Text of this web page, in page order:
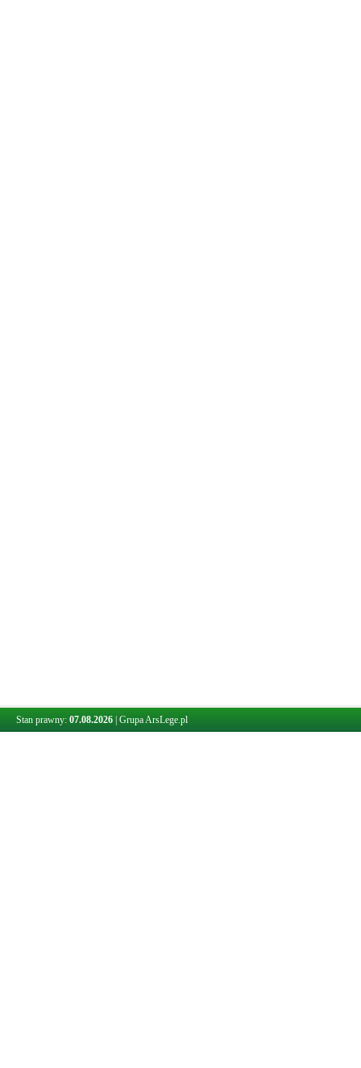
Stan prawny: 07.08.2026 Grupa ArsLege.pl